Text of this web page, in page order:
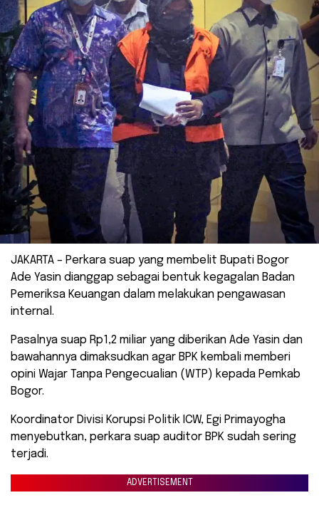
JAKARTA – Perkara suap yang membelit Bupati Bogor
Ade Yasin dianggap sebagai bentuk kegagalan Badan
Pemeriksa Keuangan dalam melakukan pengawasan
internal.
Pasalnya suap Rp1,2 miliar yang diberikan Ade Yasin dan
bawahannya dimaksudkan agar BPK kembali memberi
opini Wajar Tanpa Pengecualian (WTP) kepada Pemkab
Bogor.
Koordinator Divisi Korupsi Politik ICW, Egi Primayogha
menyebutkan, perkara suap auditor BPK sudah sering
terjadi.
ADVERTISEMENT